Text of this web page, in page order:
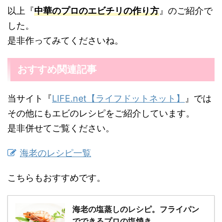
以上『中華のプロのエビチリの作り方 』のご紹介で
した。
是非作ってみてくださいね。
おすすめ関連記事
当サイト『LIFE.net【ライフドットネット】
』では
その他にもエビのレシピをご紹介しています。
是非併せてご覧ください。
海老のレシピ一覧
こちらもおすすめです。
海老の塩蒸しのレシピ。フライパン